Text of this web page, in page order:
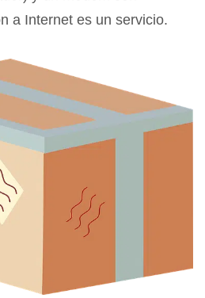
a Internet es un servicio.